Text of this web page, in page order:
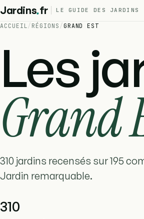
Jardins.fr LE GUIDE DES JARDINS
ACCUEIL / RÉGIONS / GRAND EST
Les
Grand
310 jardins recensés sur 195
Jardin remarquable.
310